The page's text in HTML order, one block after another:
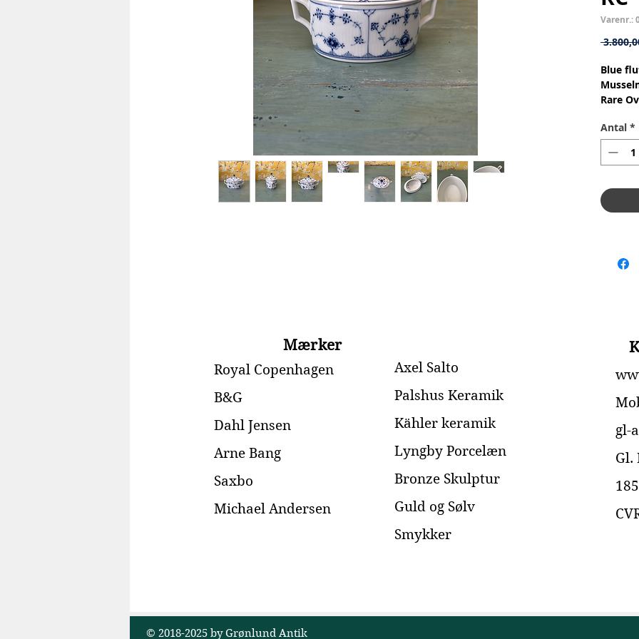
Varenr.:
Blue
Rare
Nr: 1/434
Antal *
Mærker
Royal Copenhagen
B&G
Dahl Jensen
Arne Bang
Saxbo
Michael Andersen
Axel Salto
Palshus Keramik
Kähler keramik
Lyngby Porcelæn
Bronze Skulptur
Guld og Sølv
Smykker
gl-
Gl.
© 2018-2025 by Grønlund Antik